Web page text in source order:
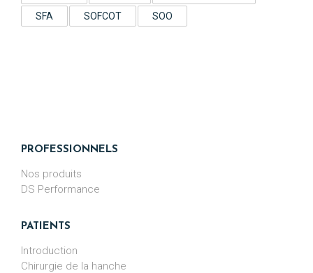
SFA
SOFCOT SOO
PROFESSIONNELS
Nos produits
DS Performance
PATIENTS
Introduction
Chirurgie de la hanche